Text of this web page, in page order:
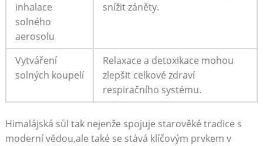
inhalace
solného
aerosolu
snížit záněty.
Vytváření
solných koupelí
Relaxace a detoxikace mohou
zlepšit celkové zdraví
respiračního systému.
Himalájská sůl tak nejenže spojuje starověké tradice s
moderní vědou,ale ​také se stává klíčovým prvkem v